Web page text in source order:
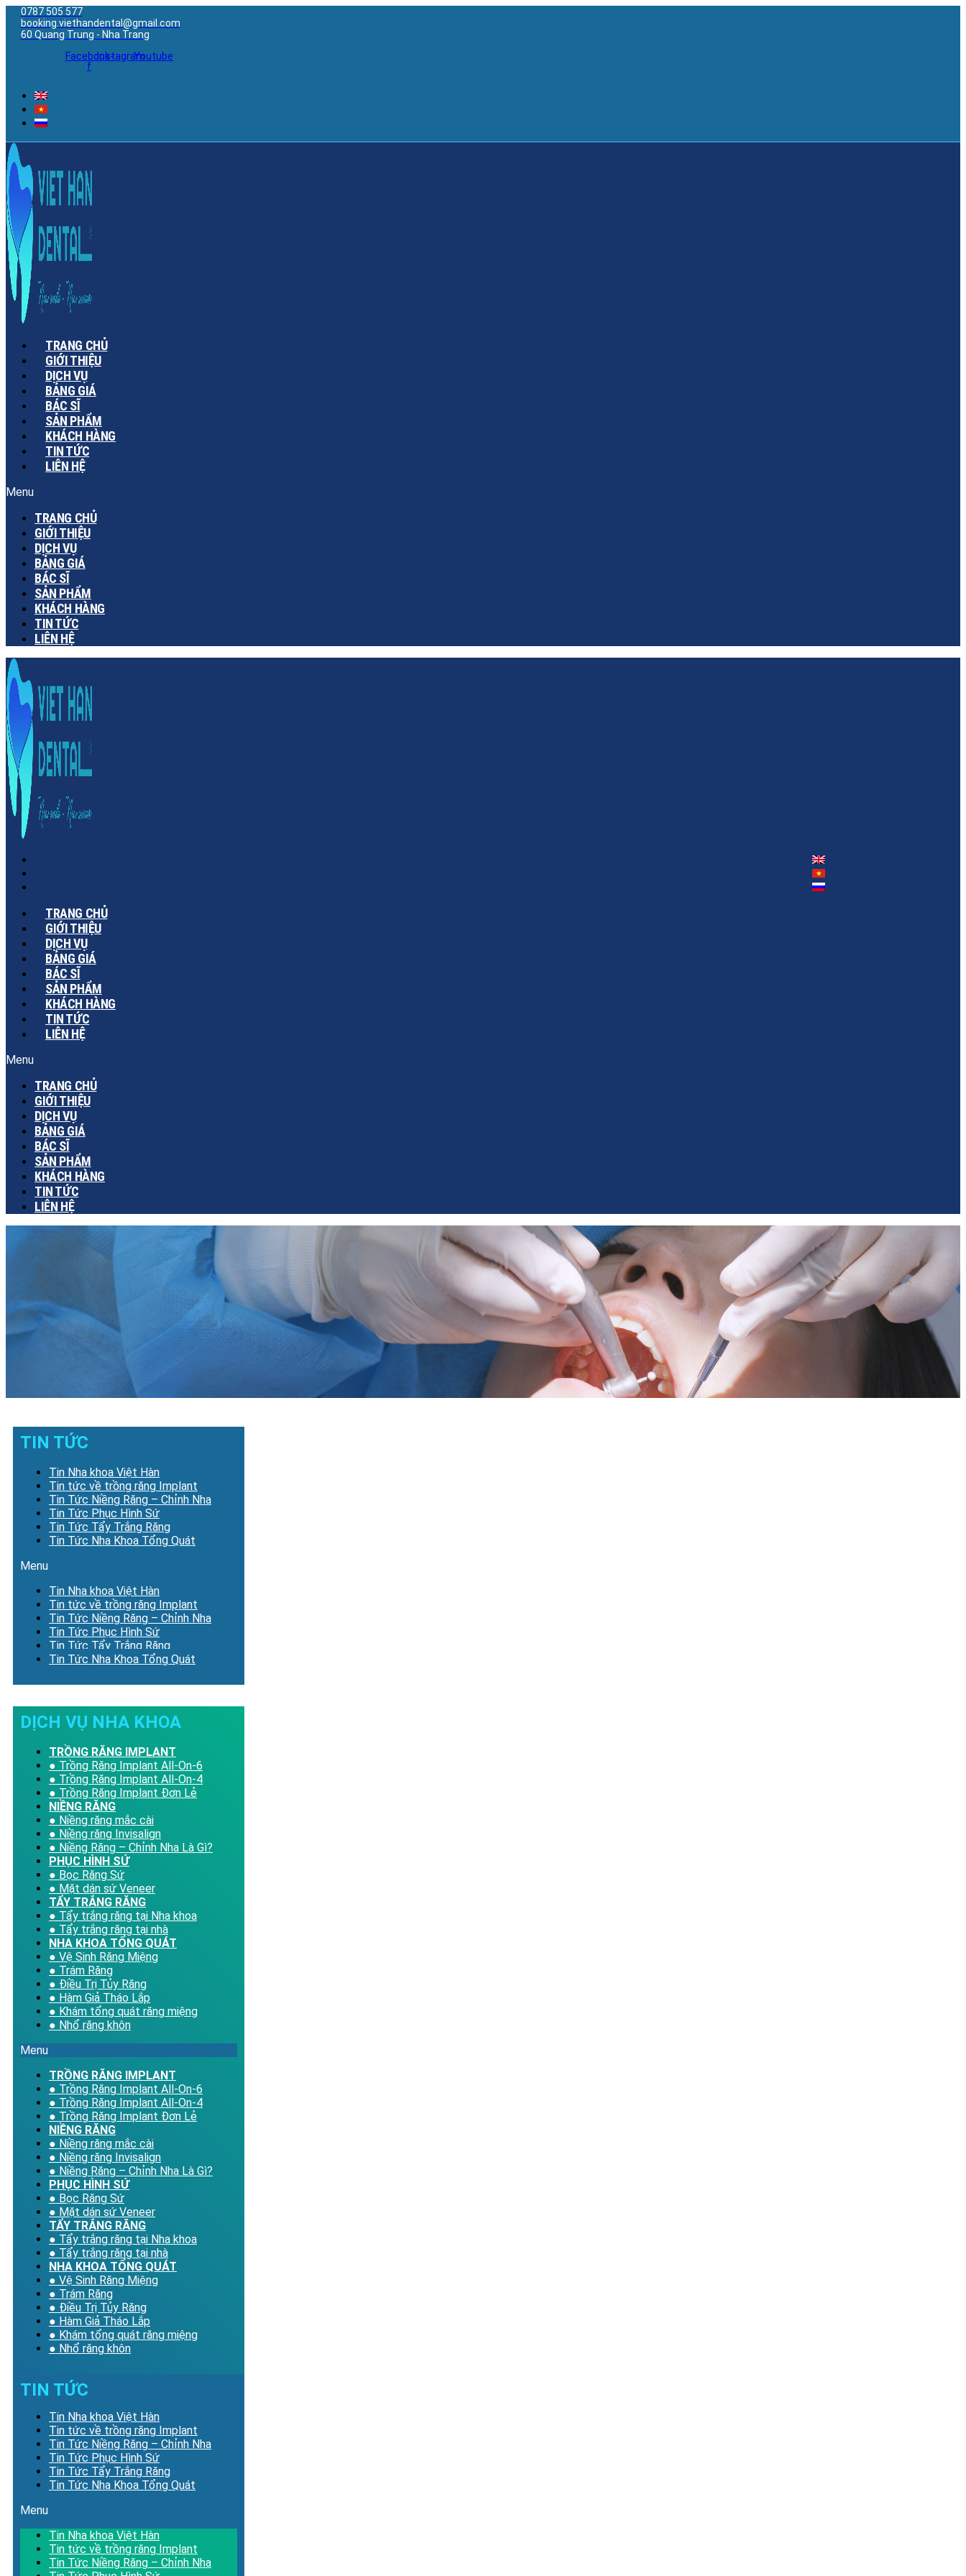
0787 505 577
booking.viethandental@gmail.com
60 Quang Trung - Nha Trang
Facebook-
f
InstagramYoutube
TRANG CHỦ
GIỚI THIỆU
DỊCH VỤ
BẢNG GIÁ
BÁC SĨ
SẢN PHẨM
KHÁCH HÀNG
TIN TỨC
LIÊN HỆ
Menu
TRANG CHỦ
GIỚI THIỆU
DỊCH VỤ
BẢNG GIÁ
BÁC SĨ
SẢN PHẨM
KHÁCH HÀNG
TIN TỨC
LIÊN HỆ
TRANG CHỦ
GIỚI THIỆU
DỊCH VỤ
BẢNG GIÁ
BÁC SĨ
SẢN PHẨM
KHÁCH HÀNG
TIN TỨC
LIÊN HỆ
Menu
TRANG CHỦ
GIỚI THIỆU
DỊCH VỤ
BẢNG GIÁ
BÁC SĨ
SẢN PHẨM
KHÁCH HÀNG
TIN TỨC
LIÊN HỆ
TIN TỨC
Tin Nha khoa Việt Hàn
Tin tức về trồng răng Implant
Tin Tức Niềng Răng – Chỉnh Nha
Tin Tức Phục Hình Sứ
Tin Tức Tẩy Trắng Răng
Tin Tức Nha Khoa Tổng Quát
Menu
Tin Nha khoa Việt Hàn
Tin tức về trồng răng Implant
Tin Tức Niềng Răng – Chỉnh Nha
Tin Tức Phục Hình Sứ
Tin Tức Tẩy Trắng Răng
Tin Tức Nha Khoa Tổng Quát
DỊCH VỤ NHA KHOA
TRỒNG RĂNG IMPLANT
● Trồng Răng Implant All-On-6
● Trồng Răng Implant All-On-4
● Trồng Răng Implant Đơn Lẻ
NIỀNG RĂNG
● Niềng răng mắc cài
● Niềng răng Invisalign
● Niềng Răng – Chỉnh Nha Là Gì?
PHỤC HÌNH SỨ
● Bọc Răng Sứ
● Mặt dán sứ Veneer
TẨY TRẮNG RĂNG
● Tẩy trắng răng tại Nha khoa
● Tẩy trắng răng tại nhà
NHA KHOA TỔNG QUÁT
● Vệ Sinh Răng Miệng
● Trám Răng
● Điều Trị Tủy Răng
● Hàm Giả Tháo Lắp
● Khám tổng quát răng miệng
● Nhổ răng khôn
Menu
TRỒNG RĂNG IMPLANT
● Trồng Răng Implant All-On-6
● Trồng Răng Implant All-On-4
● Trồng Răng Implant Đơn Lẻ
NIỀNG RĂNG
● Niềng răng mắc cài
● Niềng răng Invisalign
● Niềng Răng – Chỉnh Nha Là Gì?
PHỤC HÌNH SỨ
● Bọc Răng Sứ
● Mặt dán sứ Veneer
TẨY TRẮNG RĂNG
● Tẩy trắng răng tại Nha khoa
● Tẩy trắng răng tại nhà
NHA KHOA TỔNG QUÁT
● Vệ Sinh Răng Miệng
● Trám Răng
● Điều Trị Tủy Răng
● Hàm Giả Tháo Lắp
● Khám tổng quát răng miệng
● Nhổ răng khôn
TIN TỨC
Tin Nha khoa Việt Hàn
Tin tức về trồng răng Implant
Tin Tức Niềng Răng – Chỉnh Nha
Tin Tức Phục Hình Sứ
Tin Tức Tẩy Trắng Răng
Tin Tức Nha Khoa Tổng Quát
Menu
Tin Nha khoa Việt Hàn
Tin tức về trồng răng Implant
Tin Tức Niềng Răng – Chỉnh Nha